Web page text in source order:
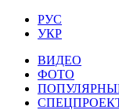
РУС
УКР
ВИДЕО
ФОТО